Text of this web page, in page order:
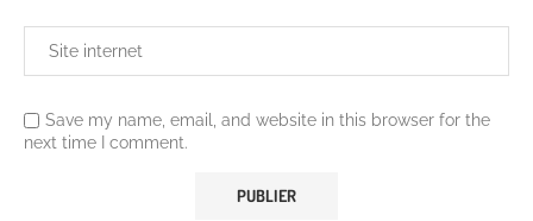
Save my name, email, and website in this browser for the
next time I comment.